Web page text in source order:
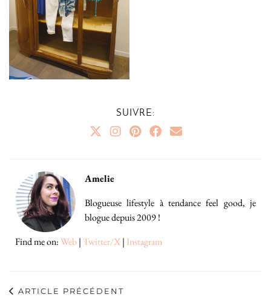
SUIVRE:
Amelie
Blogueuse lifestyle à tendance feel good, je
blogue depuis 2009 !
Find me on:Web|Twitter/X| Instagram
ARTICLE PRÉCÉDENT